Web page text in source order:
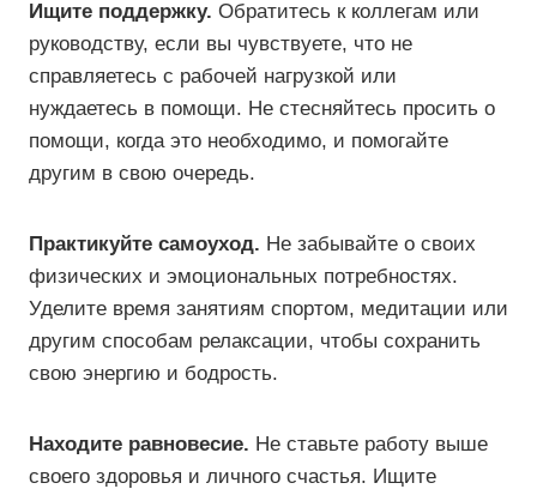
Ищите поддержку. Обратитесь к коллегам или
руководству, если вы чувствуете, что не
справляетесь с рабочей нагрузкой или
нуждаетесь в помощи. Не стесняйтесь просить о
помощи, когда это необходимо, и помогайте
другим в свою очередь.
Практикуйте самоуход. Не забывайте о своих
физических и эмоциональных потребностях.
Уделите время занятиям спортом, медитации или
другим способам релаксации, чтобы сохранить
свою энергию и бодрость.
Находите равновесие. Не ставьте работу выше
своего здоровья и личного счастья. Ищите